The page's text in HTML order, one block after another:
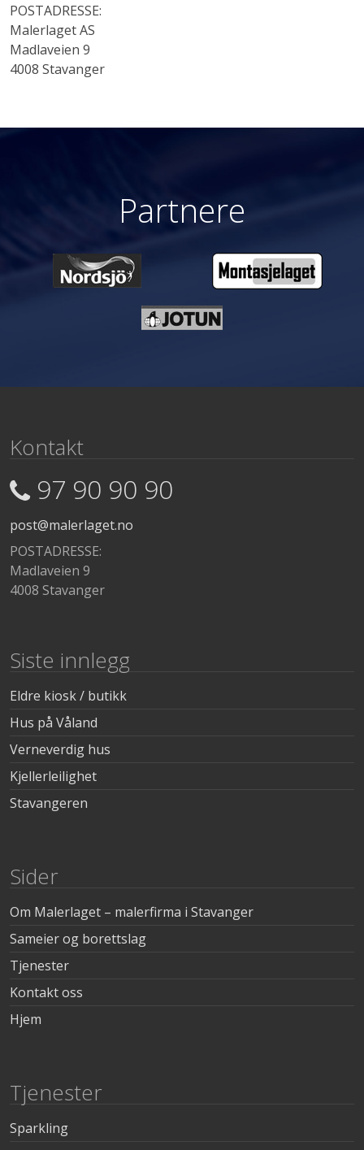
POSTADRESSE:
Malerlaget AS
Madlaveien 9
4008 Stavanger
Partnere
Kontakt
97 90 90 90
post@malerlaget.no
POSTADRESSE:
Madlaveien 9
4008 Stavanger
Siste innlegg
Eldre kiosk / butikk
Hus på Våland
Verneverdig hus
Kjellerleilighet
Stavangeren
Sider
Om Malerlaget – malerfirma i Stavanger
Sameier og borettslag
Tjenester
Kontakt oss
Hjem
Tjenester
Sparkling